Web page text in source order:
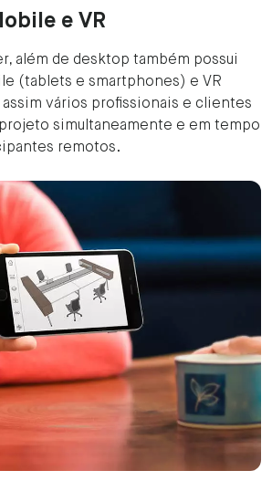
e VR
além de desktop também possui
(tablets e smartphones) e VR
vários profissionais e clientes
simultaneamente e em tempo
remotos.